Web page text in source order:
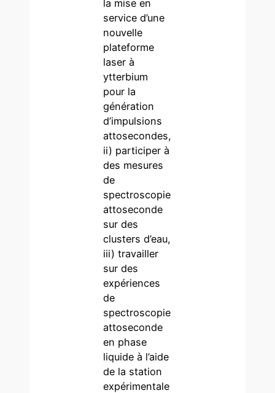
la mise en
service d’une
nouvelle
plateforme
laser à
ytterbium
pour la
génération
d’impulsions
attosecondes,
ii) participer à
des mesures
de
spectroscopie
attoseconde
sur des
clusters d’eau,
iii) travailler
sur des
expériences
de
spectroscopie
attoseconde
en phase
liquide à l’aide
de la station
expérimentale